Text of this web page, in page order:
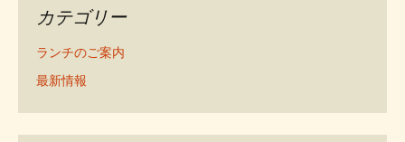
カテゴリー
ランチのご案内
最新情報